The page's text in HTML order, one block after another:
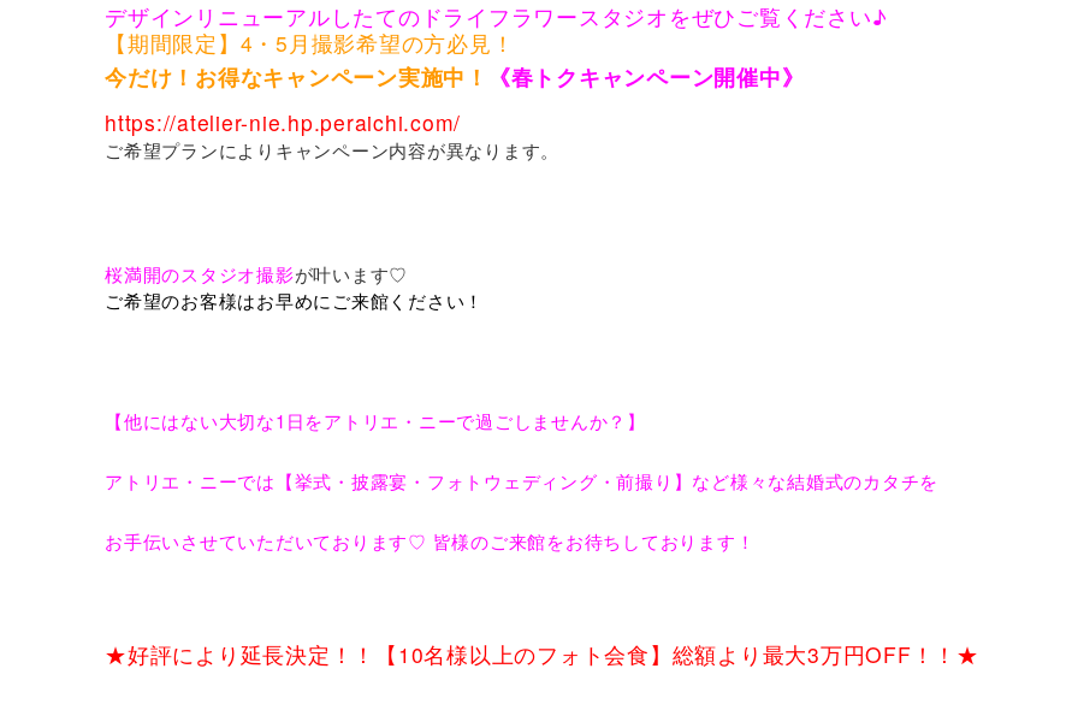
デザインリニューアルしたてのドライフラワースタジオをぜひご覧ください♪
【期間限定】4・5月撮影希望の方必見！
今だけ！お得なキャンペーン実施中！ 《春トクキャンペーン開催中》
https://atelier-nie.hp.peraichi.com/
ご希望プランによりキャンペーン内容が異なります。
桜満開のスタジオ撮影が叶います♡
ご希望のお客様はお早めにご来館ください！
【他にはない大切な1日をアトリエ・ニーで過ごしませんか？】
アトリエ・ニーでは【挙式・披露宴・フォトウェディング・前撮り】など様々な結婚式のカタチを
お手伝いさせていただいております♡ 皆様のご来館をお待ちしております！
★好評により延長決定！！【10名様以上のフォト会食】総額より最大3万円OFF！！★